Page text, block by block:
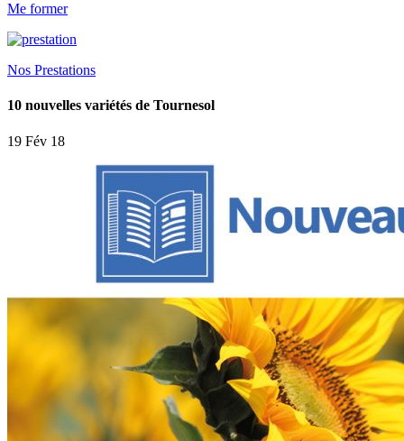
Me former
Nos Prestations
10 nouvelles variétés de Tournesol
19 Fév 18